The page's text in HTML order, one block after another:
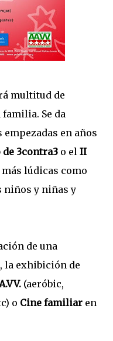
multitud de
Se da
en años
3contra3 o el II
lúdicas como
niños y niñas y
de una
, la exhibición de
(aeróbic,
o Cine familiar en